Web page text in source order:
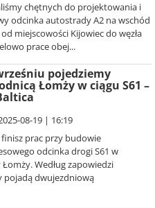
chętnych do projektowania i
odcinka autostrady A2 na wschód
miejscowości Kijowiec do węzła
prace obej...
pojedziemy
Łomży w ciągu S61 –
08-19 | 16:19
finisz prac przy budowie
odcinka drogi S61 w
Według zapowiedzi
pojadą dwujezdniową